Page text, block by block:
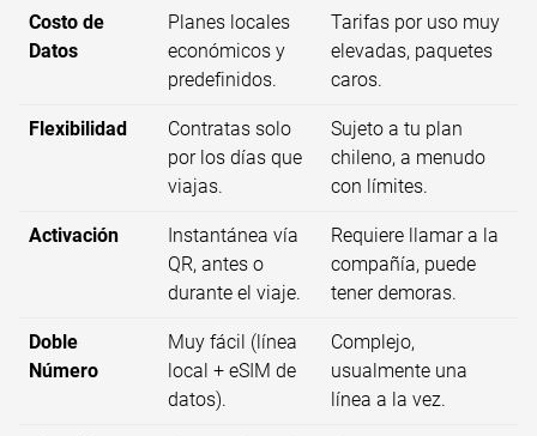
Costo de
Datos
Planes locales
económicos y
predefinidos.
Tarifas por uso muy
elevadas, paquetes
caros.
Flexibilidad
Contratas solo
por los días que
viajas.
Sujeto a tu plan
chileno, a menudo
con límites.
Activación
Instantánea vía
QR, antes o
durante el viaje.
Requiere llamar a la
compañía, puede
tener demoras.
Doble
Número
Muy fácil (línea
local + eSIM de
datos).
Complejo,
usualmente una
línea a la vez.